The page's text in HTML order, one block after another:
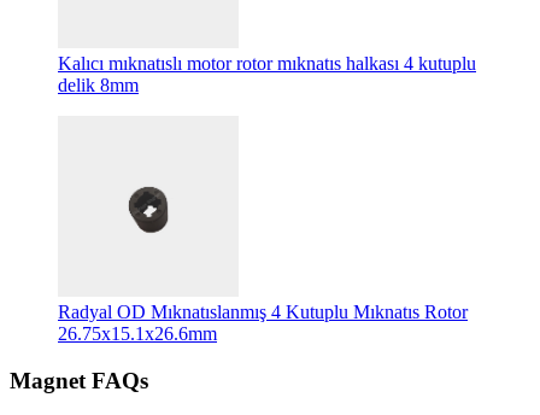
Kalıcı mıknatıslı motor rotor mıknatıs halkası 4 kutuplu
delik 8mm
Radyal OD Mıknatıslanmış 4 Kutuplu Mıknatıs Rotor
26.75x15.1x26.6mm
Magnet FAQs